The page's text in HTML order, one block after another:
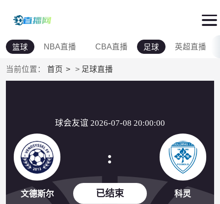
篮球 NBA直播 CBA直播 足球 英超直播
当前位置： 首页 > 足球直播
球会友谊 2026-07-08 20:00:00
文德斯尔
:
已结束 科灵